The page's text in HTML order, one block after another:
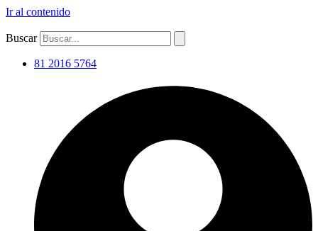
Ir al contenido
Buscar
81 2016 5764